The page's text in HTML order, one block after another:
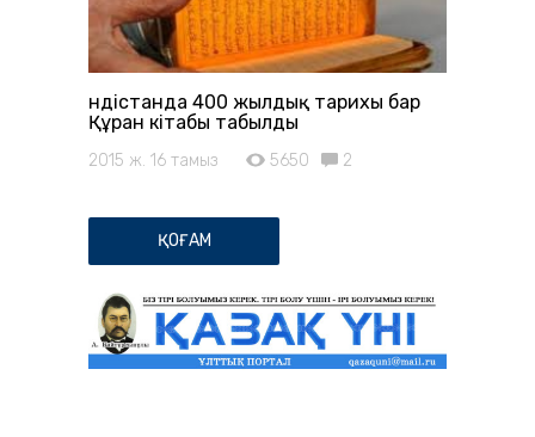
Үндістанда 400 жылдық тарихы бар
Құран кітабы табылды
2015 ж. 16 тамыз 5650 2
ҚОҒАМ